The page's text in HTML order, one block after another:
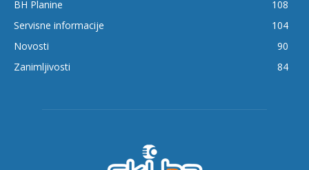
BH Planine
108
Servisne informacije
104
Novosti
90
Zanimljivosti
84